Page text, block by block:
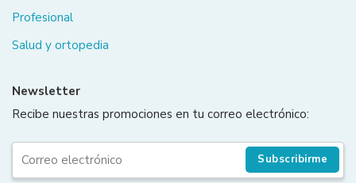
Profesional
Salud y ortopedia
Newsletter
Recibe nuestras promociones en tu correo electrónico:
Subscribirme